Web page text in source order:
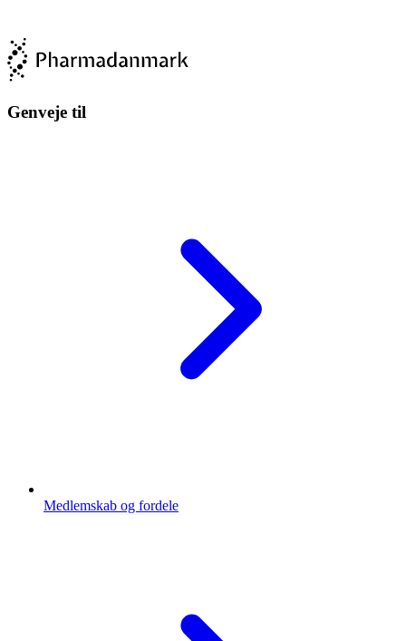
Genveje til
Medlemskab og fordele